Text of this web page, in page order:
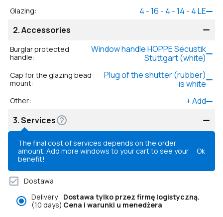
Glazing:
4 - 16 - 4 - 14 - 4 LE
2.Accessories
Burglar protected
handle:
Window handle HOPPE Secustik
Stuttgart (white)
Cap for the glazing bead
mount:
Plug of the shutter (rubber)
is white
Other: +Add
3.Services
The final cost of services depends on the order
amount. Add more windows to your cart to see your
benefit!
Ok
Dostawa
Delivery
(10 days)
Dostawa tylko przez firmę logistyczną.
Cena i warunki u menedżera